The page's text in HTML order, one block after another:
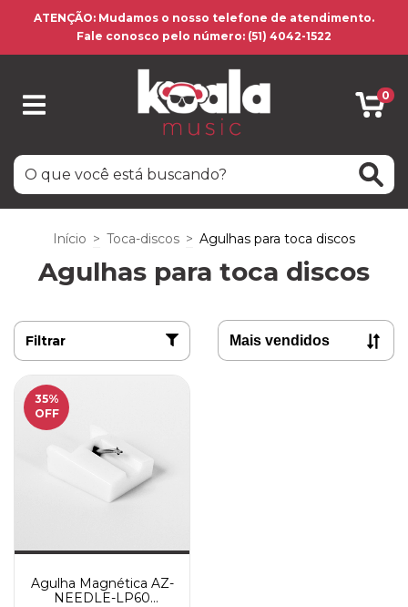
ATENÇÃO: Mudamos o nosso telefone de atendimento.
Fale conosco pelo número: (51) 4042-1522
0
Início > Toca-discos > Agulhas para toca discos
Agulhas para toca discos
Filtrar
35%
OFF
Agulha Magnética AZ-
NEEDLE-LP60